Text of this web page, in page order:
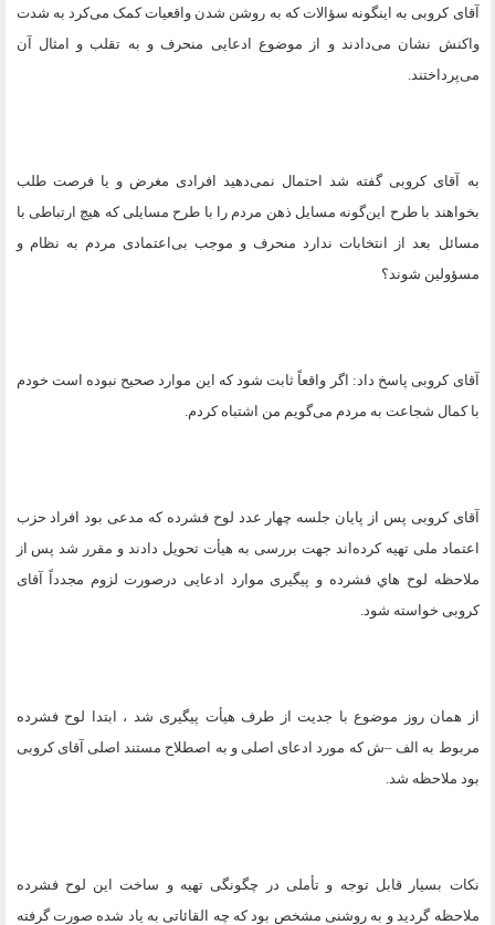
آقای کروبی به اینگونه سؤالات که به روشن شدن واقعیات کمک می‌کرد به شدت
واکنش نشان می‌دادند و از موضوع ادعایی منحرف و به تقلب و امثال آن
می‌پرداختند.
به آقای کروبی گفته شد احتمال نمی‌دهید افرادی مغرض و یا فرصت طلب
بخواهند با طرح این‌گونه مسایل ذهن مردم را با طرح مسایلی که هیچ ارتباطی با
مسائل بعد از انتخابات ندارد منحرف و موجب بی‌اعتمادی مردم به نظام و
مسؤولین شوند؟
آقای کروبی پاسخ داد: اگر واقعاً ثابت شود که این موارد صحیح نبوده است خودم
با کمال شجاعت به مردم می‌گویم من اشتباه کردم.
آقای کروبی پس از پایان جلسه چهار عدد لوح فشرده که مدعی بود افراد حزب
اعتماد ملی تهیه کرده‌‌اند جهت بررسی به هیأت تحویل دادند و مقرر شد پس از
ملاحظه لوح هاي فشرده و پیگیری موارد ادعایی درصورت لزوم مجدداً آقای
کروبی خواسته شود.
از همان روز موضوع با جدیت از طرف هیأت پیگیری شد ، ابتدا لوح فشرده
مربوط به الف –ش که مورد ادعای اصلی و به اصطلاح مستند اصلی آقای کروبی
بود ملاحظه شد.
نکات بسیار قابل توجه و تأملی در چگونگی تهیه و ساخت این لوح فشرده
ملاحظه گردید و به روشنی مشخص بود که چه القائاتی به ياد شده صورت گرفته